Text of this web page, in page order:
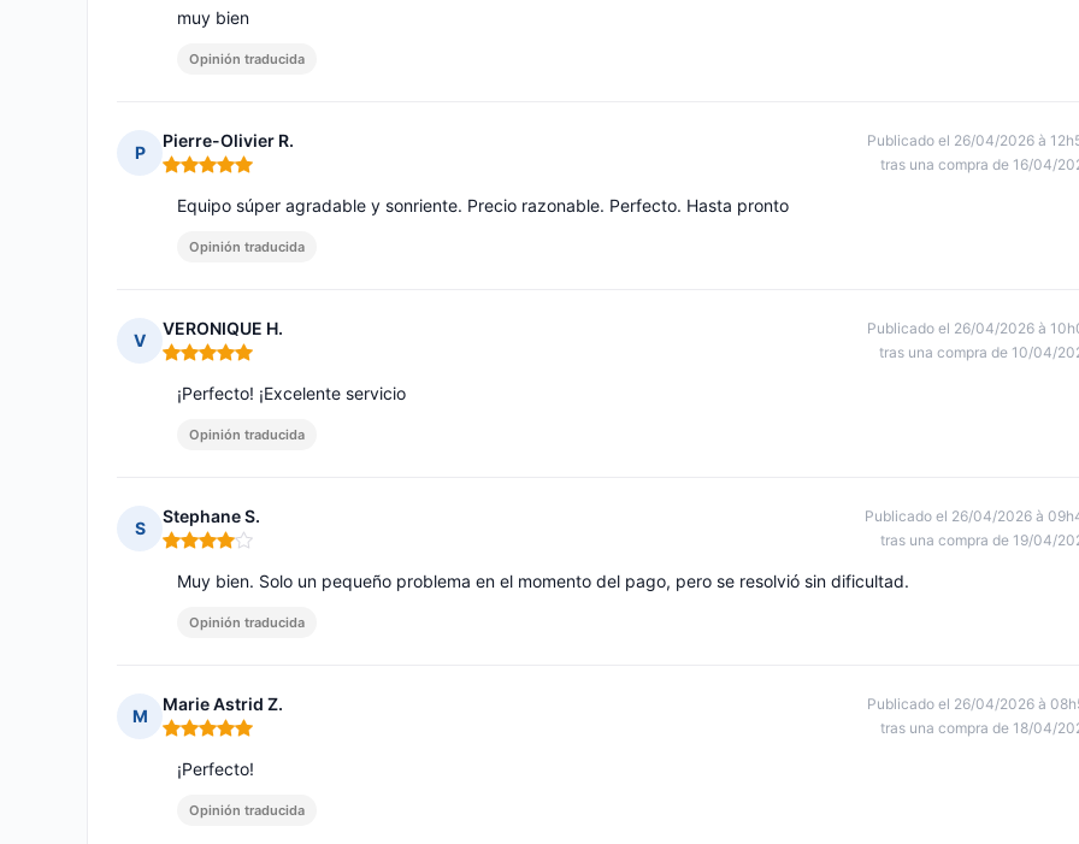
muy bien
Opinión traducida
P
Pierre-Olivier R.
Nota: 5 de 5
Publicado el 26/04/2026 à
tras una compra de 16/04/
Equipo súper agradable y sonriente. Precio razonable. Perfecto. Hasta pronto
Opinión traducida
V
VERONIQUE H.
Nota: 5 de 5
Publicado el 26/04/2026 à
tras una compra de 10/04/
¡Perfecto! ¡Excelente servicio
Opinión traducida
S
Stephane S.
Nota: 4 de 5
Publicado el 26/04/2026 à
tras una compra de 19/04/
Muy bien. Solo un pequeño problema en el momento del pago, pero se resolvió sin dificultad.
Opinión traducida
M
Marie Astrid Z.
Nota: 5 de 5
Publicado el 26/04/2026 à
tras una compra de 18/04/
¡Perfecto!
Opinión traducida